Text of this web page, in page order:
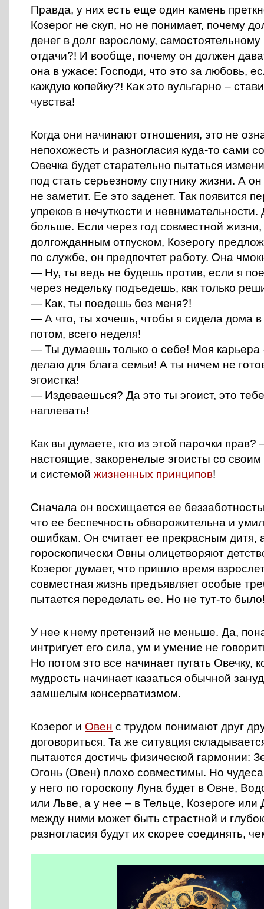
Правда, у них есть еще один камень
Козерог не скуп, но не понимает, почему
денег в долг взрослому, самостоятельному
отдачи?! И вообще, почему он должен
она в ужасе: Господи, что это за любовь,
каждую копейку?! Как это вульгарно –
чувства!
Когда они начинают отношения, это не
непохожесть и разногласия куда-то сами
Овечка будет старательно пытаться
под стать серьезному спутнику жизни. А
не заметит. Ее это заденет. Так появится
упреков в нечуткости и
больше. Если через год совместной
долгожданным отпуском, Козерогу
по службе, он предпочтет работу. Она
— Ну, ты ведь не будешь против, если я
через недельку подъедешь, как только
— Как, ты поедешь без меня?!
— А что, ты хочешь, чтобы я сидела дома в
потом, всего неделя!
— Ты думаешь только о себе! Моя карьера
делаю для блага семьи! А ты ничем не
эгоистка!
— Издеваешься? Да это ты эгоист, это
наплевать!
Как вы думаете, кто из этой парочки
настоящие, закоренелые эгоисты со
и системой жизненных принципов!
Сначала он восхищается ее
что ее беспечность обворожительна и
ошибкам. Он считает ее прекрасным дитя,
гороскопически Овны олицетворяют
Козерог думает, что пришло время
совместная жизнь предъявляет особые
пытается переделать ее. Но не тут-то
У нее к нему претензий не меньше. Да,
интригует его сила, ум и умение не
Но потом это все начинает пугать Овечку,
мудрость начинает казаться обычной
замшелым консерватизмом.
Козерог и Овен с трудом понимают друг
договориться. Та же ситуация
пытаются достичь физической гармонии:
Огонь (Овен) плохо совместимы. Но
у него по гороскопу Луна будет в Овне,
или Льве, а у нее – в Тельце, Козероге или
между ними может быть страстной и
разногласия будут их скорее соединять,